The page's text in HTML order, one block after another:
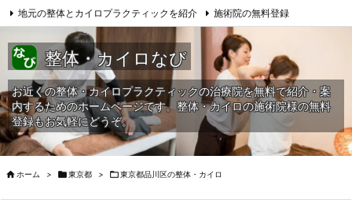
地元の整体とカイロプラクティックを紹介 施術院の無料登録
サイトマップ 当HPへの問合せ
整体・カイロなび
お近くの整体・カイロプラクティックの治療院を無料で紹介・案
内するためのホームページです。整体・カイロの施術院様の無料
登録もお気軽にどうぞ。
 ホーム > 東京都 > 東京都品川区の整体・カイロ